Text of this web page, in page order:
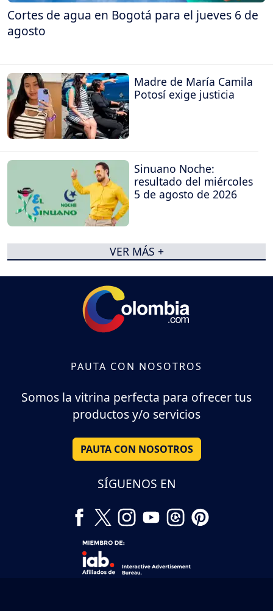
Cortes de agua en Bogotá para el jueves 6 de
agosto
Madre de María Camila
Potosí exige justicia
Sinuano Noche:
resultado del miércoles
5 de agosto de 2026
VER MÁS +
PAUTA CON NOSOTROS
Somos la vitrina perfecta para ofrecer tus
productos y/o servicios
PAUTA CON NOSOTROS
SÍGUENOS EN